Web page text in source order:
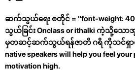
ဆက်သွယ်ရေး စတိုင် = "font-weight:
သွယ်ခြင်း Onclass or ithalki ကဲ့သို့သော
မှတဆင့်ဆက်သွယ်ရန်ဇာတိ ဂရိ ကိုသင်ရှာတွ
native speakers will help you feel your
motivation high.